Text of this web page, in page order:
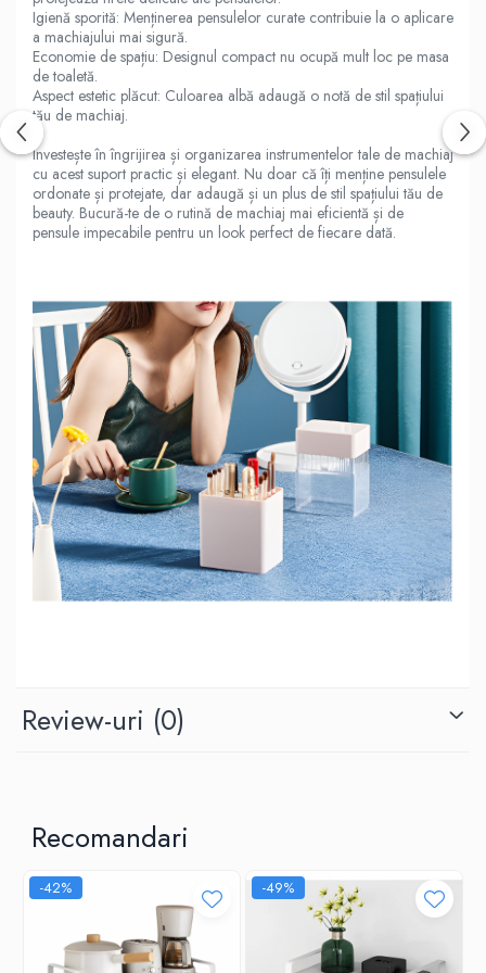
Igienă sporită: Menținerea pensulelor curate contribuie la o aplicare
a machiajului mai sigură.
Economie de spațiu: Designul compact nu ocupă mult loc pe masa
de toaletă.
Aspect estetic plăcut: Culoarea albă adaugă o notă de stil spațiului
tău de machiaj.
Investește în îngrijirea și organizarea instrumentelor tale de machiaj
cu acest suport practic și elegant. Nu doar că îți menține pensulele
ordonate și protejate, dar adaugă și un plus de stil spațiului tău de
beauty. Bucură-te de o rutină de machiaj mai eficientă și de
pensule impecabile pentru un look perfect de fiecare dată.
Review-uri (0)
Recomandari
-42% -49%